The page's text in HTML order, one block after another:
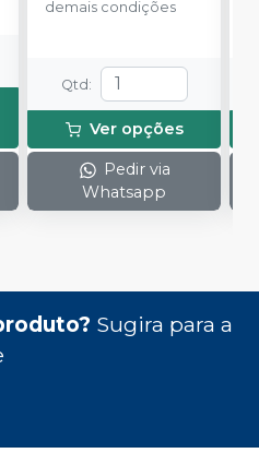
demais condições
Qtd:
Ver opções
Pedir via
Whatsapp
Sugira para a